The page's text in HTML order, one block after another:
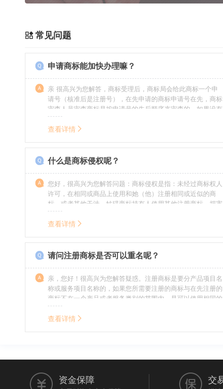
常见问题
申请商标能加快办理嘛？
亲 很高兴为您解答，商标受理后，商标局会给此商标一个申
请号（核准后是注册号），在先申请的商标申请号在先，商标
审查人员审查商标是按申请号的先后顺序来审查的，如果没有
特殊情况（受理案件需要，被异议等），不会延迟也不会提
前。
查看详情
什么是商标侵权呢？
您好，很高兴为您解答问题：商标侵权是指：未经过商标权人
许可，在相同或商品上使用和她（他）注册相同或近似的商
标，或者其他干涉、妨碍商标持有人使用其他注册商标，损害
商标持有人合法权益的其他行为。侵权的人通常需要承担侵权
的责任，明知侵权的行为的人要承担赔偿的责任。情节严重
查看详情
请问注册商标是否可以重名呢？
亲，您好！很高兴为您解答疑惑。注册商标是要分产品项目名
称或服务项目名称的，如果您所需要注册的商标与在先注册的
商标不在一个产品或者服务类别的范围内，是可以使用相同的
名称的。希望我的回答能帮到您。
查看详情
资金保障 交